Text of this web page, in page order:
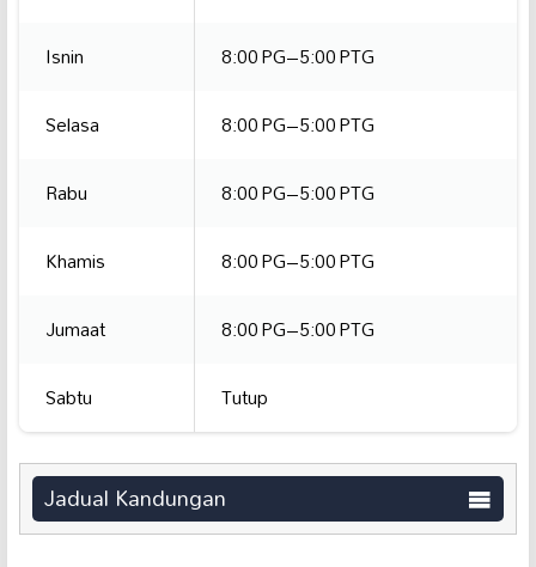
Isnin
8:00 PG–5:00 PTG
Selasa
8:00 PG–5:00 PTG
Rabu
8:00 PG–5:00 PTG
Khamis
8:00 PG–5:00 PTG
Jumaat
8:00 PG–5:00 PTG
Sabtu
Tutup
Jadual Kandungan